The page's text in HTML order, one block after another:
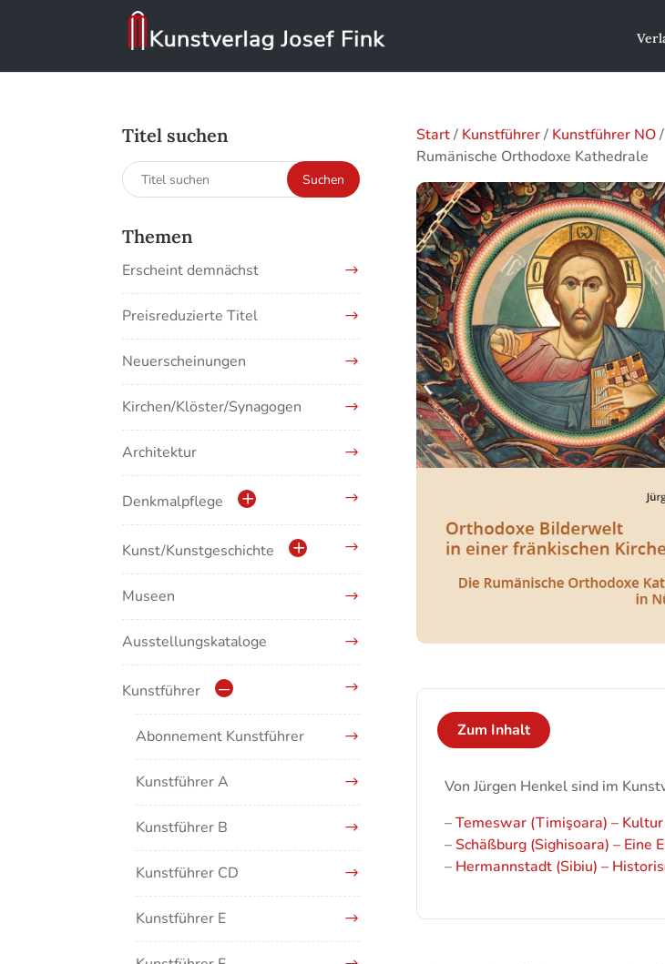
Start/ Kunstführer/ Kunstführer NO/
Rumänische Orthodoxe Kathedrale
Zum Inhalt
Von Jürgen Henkel sind im
–Temeswar (Timişoara) –
–Schäßburg (Sighisoara) – Eine
– Hermannstadt (Sibiu) –
Titel suchen
Suchen
nach:
Suchen
Themen
Erscheint demnächst
Preisreduzierte Titel
Neuerscheinungen
Kirchen/Klöster/Synagogen
Architektur
Denkmalpflege
Kulturdenkmale in Baden-
Württemberg
Kunst/Kunstgeschichte
Antike/Mittelalter
Renaissance/Barock/19.
Museen
Ausstellungskataloge
Kunstführer
Abonnement Kunstführer
Kunstführer A
Kunstführer B
Kunstführer CD
Kunstführer E